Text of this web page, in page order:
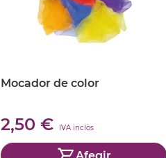
Mocador de color
2,50 € IVA inclòs